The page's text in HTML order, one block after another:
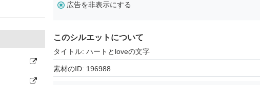
広告を非表示にする
このシルエットについて
タイトル: ハートとloveの文字
素材のID: 196988